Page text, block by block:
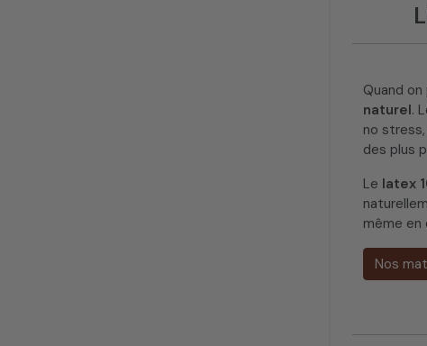
Quand
naturel.
no
des plus
Le latex
même en
Nos